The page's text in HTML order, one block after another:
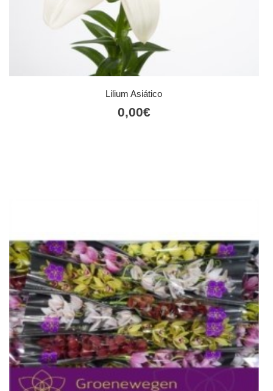
Lilium Asiático
0,00€